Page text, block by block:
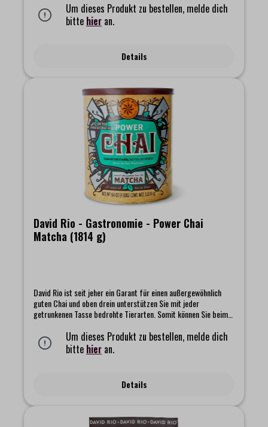
in einer unserer formschönen Döösen. Alle Schlürf Teebeutel
bestehen aus natürlichen Geweben und sind frei von
Microplastik.Passend zu: [18209]
Um dieses Produkt zu bestellen, melde dich
bitte hier an.
Details
David Rio - Gastronomie - Power Chai
Matcha (1814 g)
David Rio ist seit jeher ein Garant für einen außergewöhnlich
guten Chai und oben drein unterstützen Sie mit jeder
getrunkenen Tasse bedrohte Tierarten. Somit können Sie beim
Matcha Grüntee, schwarzem Tee, Vanille, Zimt und Kardamom.
Gesüßt mit Rohrzucker und abgeschmeckt mit Ingwer. Dieser
sehr belebende Chai enthält keine Milchbestandteile.
Um dieses Produkt zu bestellen, melde dich
bitte hier an.
Details